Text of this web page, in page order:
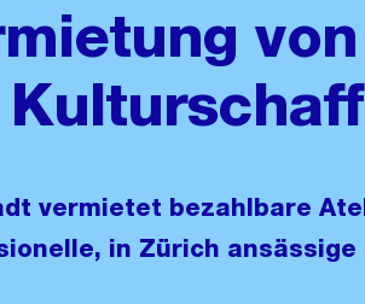
vermietet bezahlbare
in Zürich